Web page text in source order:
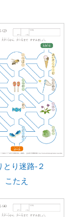
とり迷路-２
こたえ